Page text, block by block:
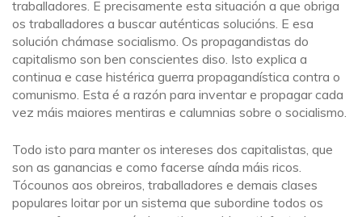
traballadores. E precisamente esta situación a que obriga
os traballadores a buscar auténticas solucións. E esa
solución chámase socialismo. Os propagandistas do
capitalismo son ben conscientes diso. Isto explica a
continua e case histérica guerra propagandística contra o
comunismo. Esta é a razón para inventar e propagar cada
vez máis maiores mentiras e calumnias sobre o socialismo.
Todo isto para manter os intereses dos capitalistas, que
son as ganancias e como facerse aínda máis ricos.
Tócounos aos obreiros, traballadores e demais clases
populares loitar por un sistema que subordine todos os